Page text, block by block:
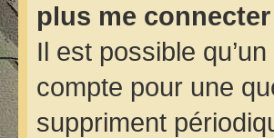
plus me
Il est possible
compte pour une
suppriment